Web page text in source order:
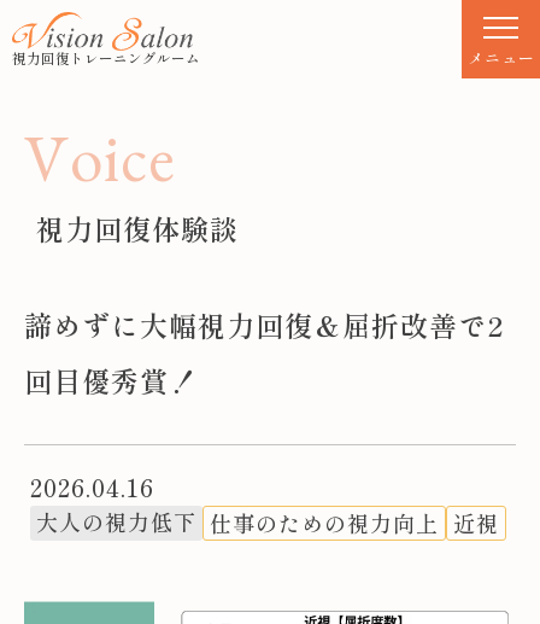
k視力回復トレーニングルーム メニュー
Voice
視力回復体験談
諦めずに大幅視力回復＆屈折改善で2
回目優秀賞！
2026.04.16
大人の視力低下 仕事のための視力向上 近視